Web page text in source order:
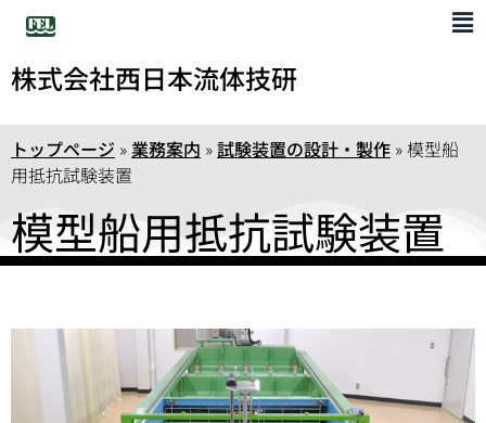
株式会社西日本流体技研
トップページ » 業務案内 »試験装置の設計・製作 »模型船
用抵抗試験装置
模型船用抵抗試験装置